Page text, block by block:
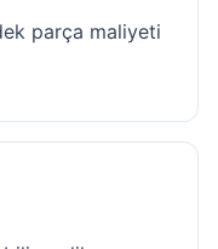
parça maliyeti